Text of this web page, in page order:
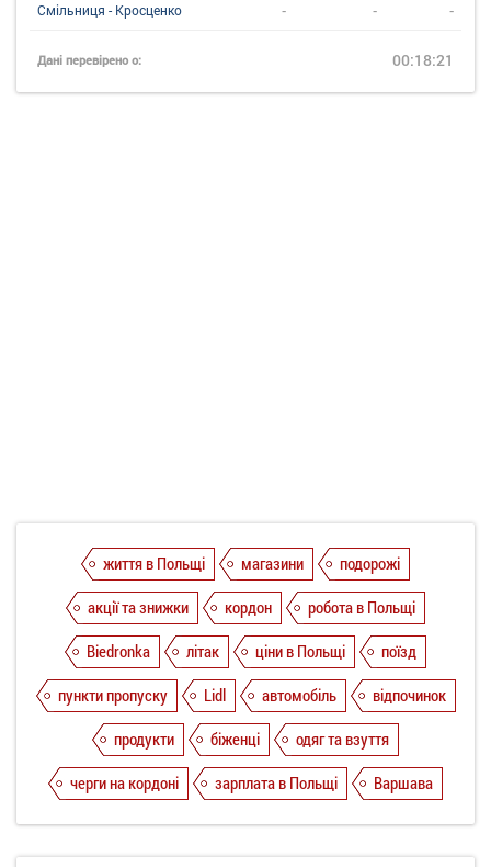
Смільниця - Кросценко - - -
Дані перевірено о: 00:18:21
життя в Польщі магазини
подорожі
акції та знижки
кордон
робота в Польщі
Biedronka
літак ціни в Польщі
поїзд
пункти пропуску
Lidl автомобіль
відпочинок
продукти
біженці
одяг та взуття
черги на кордоні
зарплата в Польщі Варшава